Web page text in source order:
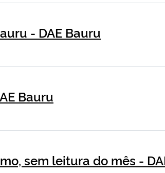
- DAE Bauru
Bauru
sem leitura do mês -